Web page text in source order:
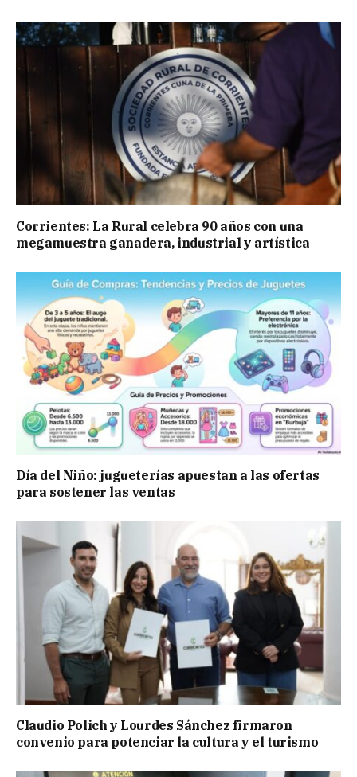
Corrientes: La Rural celebra 90 años con una
megamuestra ganadera, industrial y artística
Día del Niño: jugueterías apuestan a las ofertas
para sostener las ventas
Claudio Polich y Lourdes Sánchez firmaron
convenio para potenciar la cultura y el turismo